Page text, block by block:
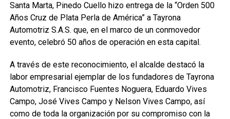
Santa Marta, Pinedo Cuello hizo entrega de la “Orden 500
Años Cruz de Plata Perla de América” a Tayrona
Automotriz S.A.S. que, en el marco de un conmovedor
evento, celebró 50 años de operación en esta capital.
A través de este reconocimiento, el alcalde destacó la
labor empresarial ejemplar de los fundadores de Tayrona
Automotriz, Francisco Fuentes Noguera, Eduardo Vives
Campo, José Vives Campo y Nelson Vives Campo, así
como de toda la organización por su compromiso con la